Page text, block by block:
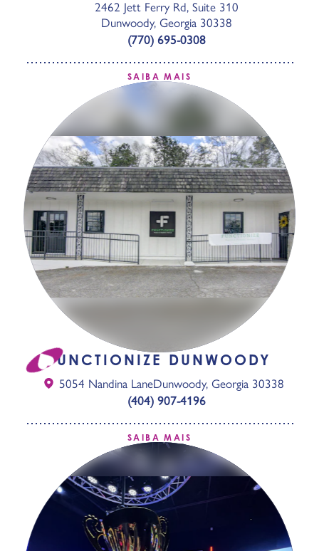
2462 Jett Ferry Rd, Suite 310
Dunwoody, Georgia 30338
(770) 695-0308
SAIBA MAIS
FUNCTIONIZE DUNWOODY
5054 Nandina LaneDunwoody, Georgia 30338
(404) 907-4196
SAIBA MAIS